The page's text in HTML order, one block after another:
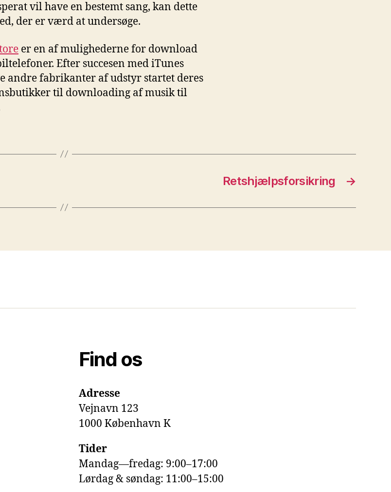
vil have en bestemt sang, kan dette
der er værd at undersøge.
er en af mulighederne for download
Efter succesen med iTunes
andre fabrikanter af udstyr startet deres
til downloading af musik til
→
Retshjælpsforsikring
Find os
Adresse
Vejnavn 123
1000 København K
Tider
Mandag—fredag: 9:00–17:00
Lørdag & søndag: 11:00–15:00